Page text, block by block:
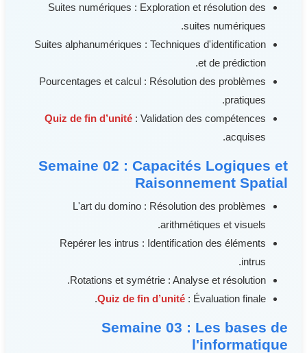
Suites numériques : Exploration et résolution des
suites numériques.
Suites alphanumériques : Techniques d'identification
et de prédiction.
Pourcentages et calcul : Résolution des problèmes
pratiques.
Quiz de fin d’unité : Validation des compétences
acquises.
Semaine 02 : Capacités Logiques et
Raisonnement Spatial
L'art du domino : Résolution des problèmes
arithmétiques et visuels.
Repérer les intrus : Identification des éléments
intrus.
Rotations et symétrie : Analyse et résolution.
Quiz de fin d’unité : Évaluation finale.
Semaine 03 : Les bases de
l'informatique